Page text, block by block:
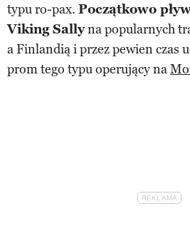
typu ro-pax. Początkowo
Viking Sallyna popularnych
a Finlandią i przez pewien czas
prom tego typu operujący na